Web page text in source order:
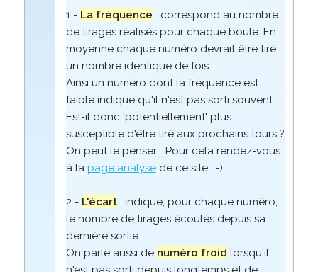
1 - La fréquence : correspond au nombre
de tirages réalisés pour chaque boule. En
moyenne chaque numéro devrait être tiré
un nombre identique de fois.
Ainsi un numéro dont la fréquence est
faible indique qu'il n'est pas sorti souvent...
Est-il donc 'potentiellement' plus
susceptible d'être tiré aux prochains tours ?
On peut le penser... Pour cela rendez-vous
à la page analysede ce site. :-)
2 - L'écart: indique, pour chaque numéro,
le nombre de tirages écoulés depuis sa
dernière sortie.
On parle aussi de numéro froid lorsqu'il